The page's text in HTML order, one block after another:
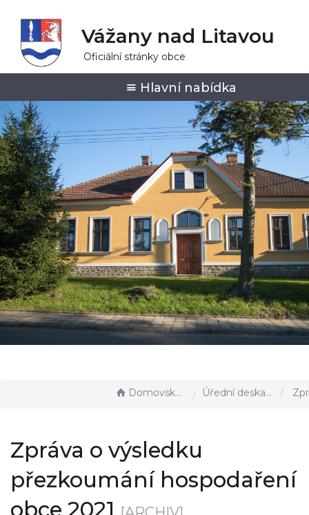
Vážany nad Litavou
Oficiální stránky obce
Hlavní nabídka
Domovská stránka Úřední deska - EÚD Zpráva o
Zpráva o výsledku
přezkoumání hospodaření
obce 2021